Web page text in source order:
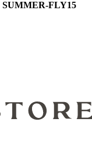
SUMMER-FLY15